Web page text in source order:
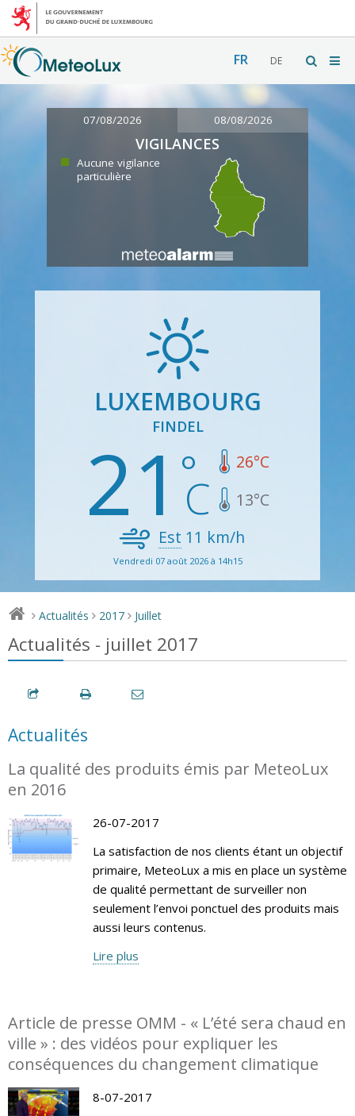
FR DE
07/08/2026 08/08/2026
VIGILANCES
Aucune vigilance
particulière
LUXEMBOURG
FINDEL
21 26°C
13°C
Est 11 km/h
Vendredi 07 août 2026 à 14h15
> Actualités > 2017 > Juillet
Actualités - juillet 2017
Actualités
La qualité des produits émis par MeteoLux
en 2016
26-07-2017
La satisfaction de nos clients étant un objectif
primaire, MeteoLux a mis en place un système
de qualité permettant de surveiller non
seulement l’envoi ponctuel des produits mais
aussi leurs contenus.
Lire plus
Article de presse OMM - « L’été sera chaud en
ville » : des vidéos pour expliquer les
conséquences du changement climatique
8-07-2017